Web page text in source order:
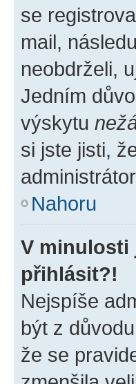
se
mail,
neobdrželi,
Jedním
výskytu
si jste jisti,
Nahoru
V minulosti
přihlásit?!
Nejspíše
být z
že se